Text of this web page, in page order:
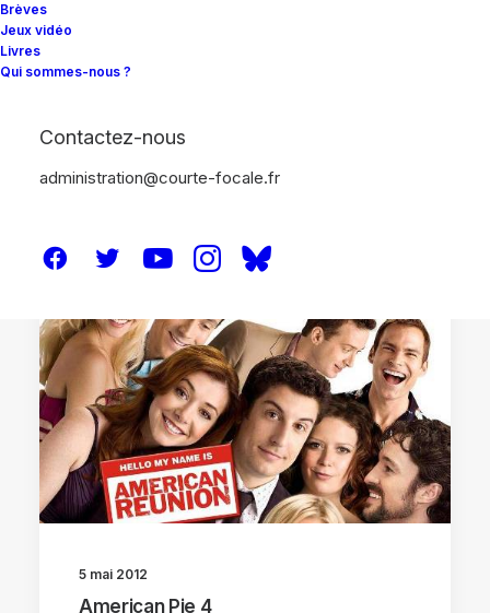
Brèves
Jeux vidéo
Livres
Qui sommes-nous ?
Contactez-nous
administration@courte-focale.fr
5 mai 2012
American Pie 4